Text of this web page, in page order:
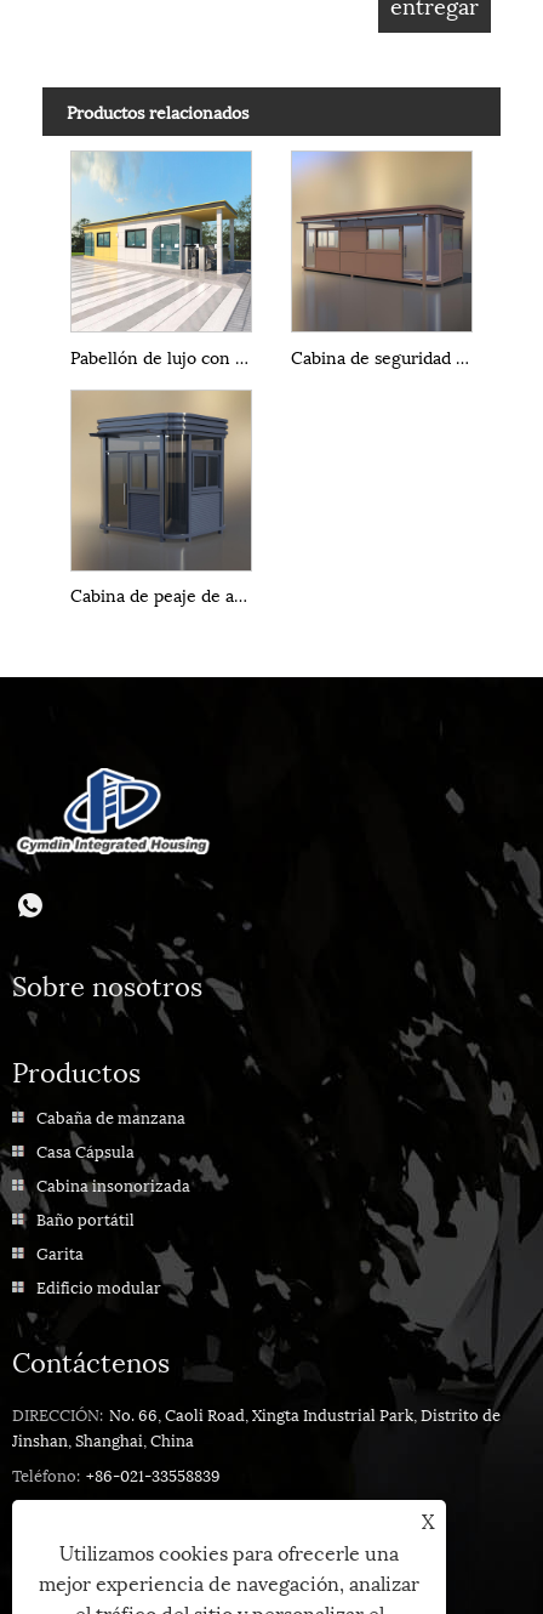
Productos relacionados
Pabellón de lujo con extractor de aire y cabina de seguridad pequeña Cabina de seguridad de casa prefabricada de contenedores
Cabina de peaje de acero inoxidable
Sobre nosotros
Productos
Cabaña de manzana
Casa Cápsula
Cabina insonorizada
Baño portátil
Garita
Edificio modular
Contáctenos
DIRECCIÓN: No. 66, Caoli Road, Xingta Industrial Park, Distrito de
Jinshan, Shanghai, China
Teléfono: +86-021-33558839
Teléfono:
Correo electrónico: sandy@cymdin.com
X
Utilizamos cookies para ofrecerle una
mejor experiencia de navegación, analizar